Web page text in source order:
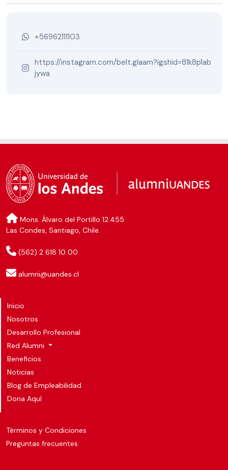
+56962111103
https://instagram.com/belt.glaam?igshid=81k8p1ab
jywa
Mons. Álvaro del Portillo 12.455
Las Condes, Santiago, Chile.
(562) 2 618 10 00
alumni@uandes.cl
Inicio
Nosotros
Desarrollo Profesional
Red Alumni
Beneficios
Noticias
Blog de Empleabilidad
Dona Aquí
Términos y Condiciones
Preguntas frecuentes